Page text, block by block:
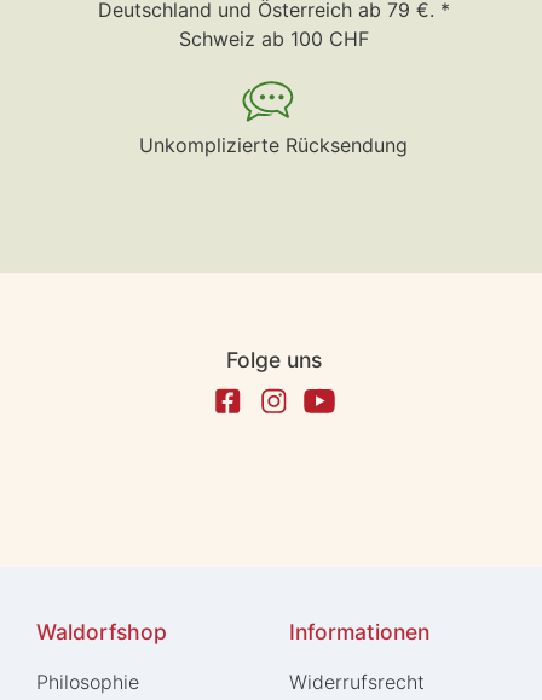
Deutschland und Österreich ab 79 €. *
Schweiz ab 100 CHF
Unkomplizierte Rücksendung
Folge uns
Waldorfshop
Philosophie
Informationen
Widerrufs­recht